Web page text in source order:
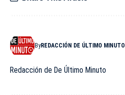
ByREDACCIÓN DE ÚLTIMO MINUTO
Redacción de De Último Minuto